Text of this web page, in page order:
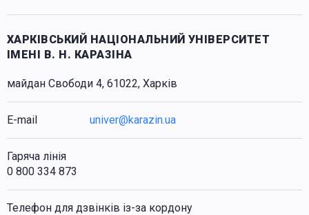
ХАРКІВСЬКИЙ НАЦІОНАЛЬНИЙ УНІВЕРСИТЕТ
ІМЕНІ В. Н. КАРАЗІНА
майдан Свободи 4, 61022, Харків
E-mail univer@karazin.ua
Гаряча лінія
0 800 334 873
Телефон для дзвінків із-за кордону